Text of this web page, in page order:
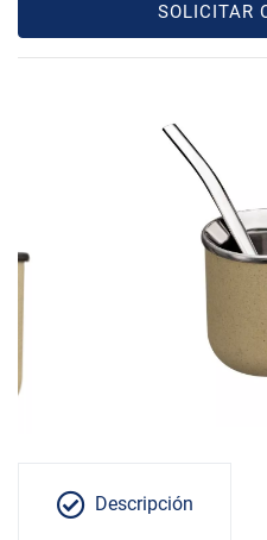
SOLICITAR
Descripción